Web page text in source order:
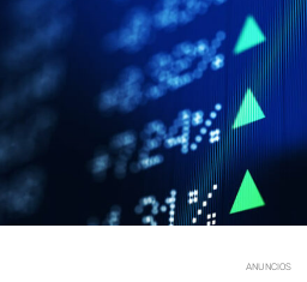
ANUNCIOS